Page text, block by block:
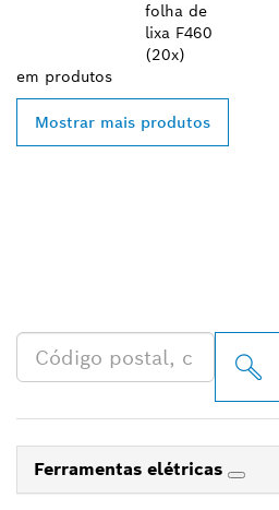
folha de
lixa F460
(20x)
em produtos
Mostrar mais produtos
Ferramentas elétricas